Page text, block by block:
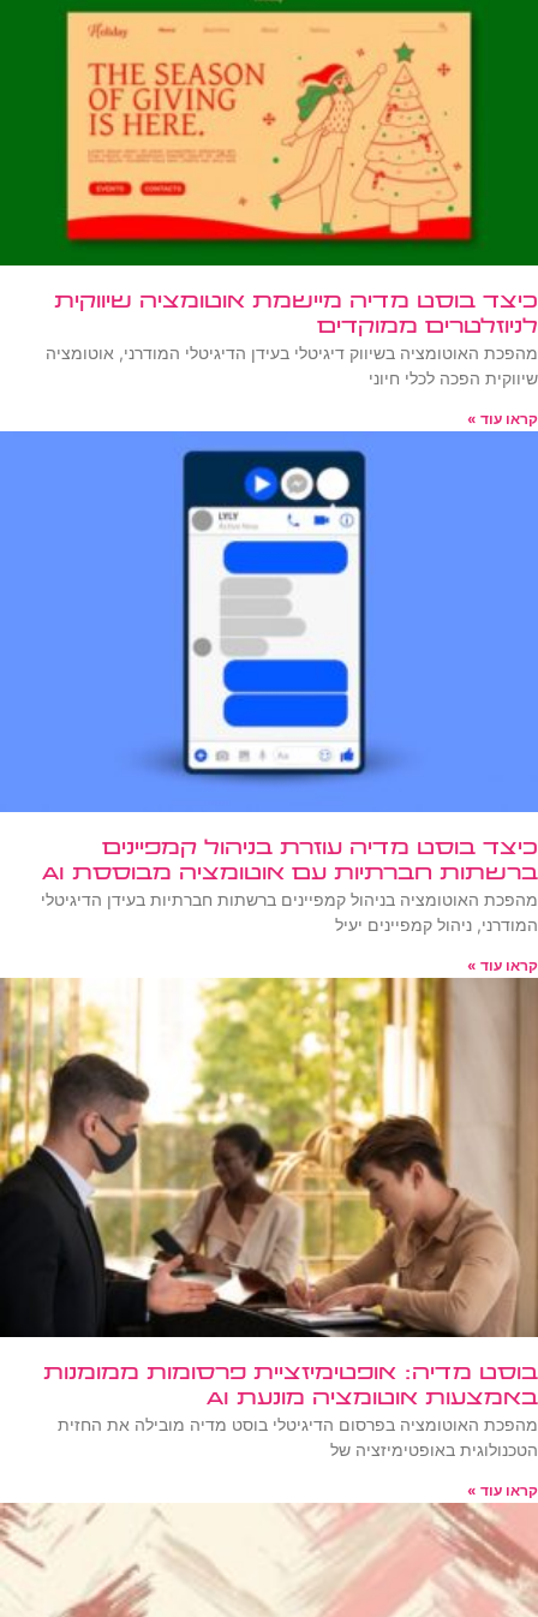
כיצד בוסט מדיה מיישמת אוטומציה שיווקית
לניוזלטרים ממוקדים
מהפכת האוטומציה בשיווק דיגיטלי בעידן הדיגיטלי המודרני, אוטומציה
שיווקית הפכה לכלי חיוני
קראו עוד »
כיצד בוסט מדיה עוזרת בניהול קמפיינים
ברשתות חברתיות עם אוטומציה מבוססת AI
מהפכת האוטומציה בניהול קמפיינים ברשתות חברתיות בעידן הדיגיטלי
המודרני, ניהול קמפיינים יעיל
קראו עוד »
בוסט מדיה: אופטימיזציית פרסומות ממומנות
באמצעות אוטומציה מונעת AI
מהפכת האוטומציה בפרסום הדיגיטלי בוסט מדיה מובילה את החזית
הטכנולוגית באופטימיזציה של
קראו עוד »